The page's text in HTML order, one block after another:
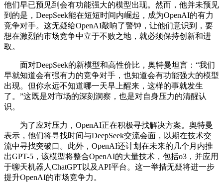
他们早已预见到会有功能强大的模型出现。然而，他并未预见
到的是，DeepSeek能在短短时间内崛起，成为OpenAI的有力
竞争对手。这无疑给OpenAI敲响了警钟，让他们意识到，要
想在激烈的市场竞争中立于不败之地，就必须保持创新和进
取。
面对DeepSeek的新模型和高性价比，奥特曼坦言：“我们
早就知道会有强有力的竞争对手，也知道会有功能强大的模型
出现。但你永远不知道哪一天早上醒来，这样的事就发生
了。”这既是对市场的深刻洞察，也是对自身压力的清醒认
识。
为了应对压力，OpenAI正在积极寻找解决方案。奥特曼
表示，他们将寻找时间与DeepSeek交流会面，以期在技术交
流中寻找突破口。此外，OpenAI还计划在未来的几个月内推
出GPT-5，该模型将整合OpenAI的大量技术，包括o3，并应用
于聊天机器人ChatGPT以及API平台。这一举措无疑将进一步
提升OpenAI的市场竞争力。